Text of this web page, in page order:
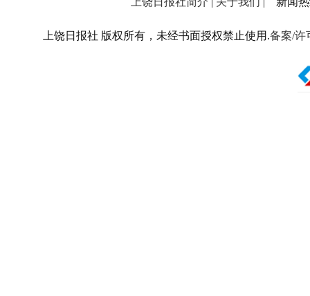
上饶日报社 版权所有，未经书面授权禁止使用.备案/许